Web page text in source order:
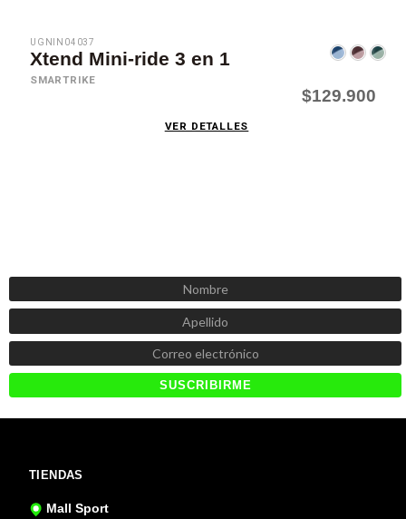
UGNIN04037
Xtend Mini-ride 3 en 1
SMARTRIKE
$129.900
VER DETALLES
TIENDAS
Mall Sport